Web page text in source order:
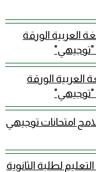
العربية الورقة
"توجيهي"
العربية الورقة
"توجيهي"
امتحانات توجيهي
لطلبة الثانوية